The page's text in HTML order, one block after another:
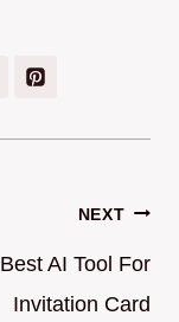
NEXT
Best AI Tool For
Invitation Card